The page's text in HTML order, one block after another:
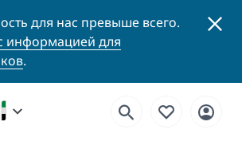
для нас превыше всего.
информацией для
.